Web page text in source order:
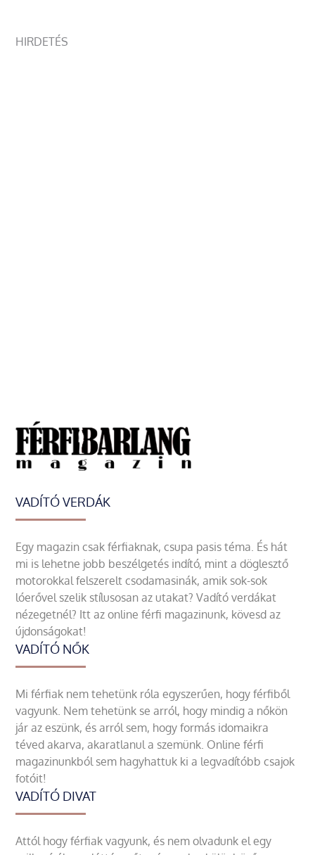
HIRDETÉS
VADÍTÓ VERDÁK
Egy magazin csak férfiaknak, csupa pasis téma. És hát
mi is lehetne jobb beszélgetés indító, mint a döglesztő
motorokkal felszerelt csodamasinák, amik sok-sok
lóerővel szelik stílusosan az utakat? Vadító verdákat
nézegetnél? Itt az online férfi magazinunk, kövesd az
újdonságokat!
VADÍTÓ NŐK
Mi férfiak nem tehetünk róla egyszerűen, hogy férfiből
vagyunk. Nem tehetünk se arról, hogy mindig a nőkön
jár az eszünk, és arról sem, hogy formás idomaikra
téved akarva, akaratlanul a szemünk. Online férfi
magazinunkból sem hagyhattuk ki a legvadítóbb csajok
fotóit!
VADÍTÓ DIVAT
Attól hogy férfiak vagyunk, és nem olvadunk el egy